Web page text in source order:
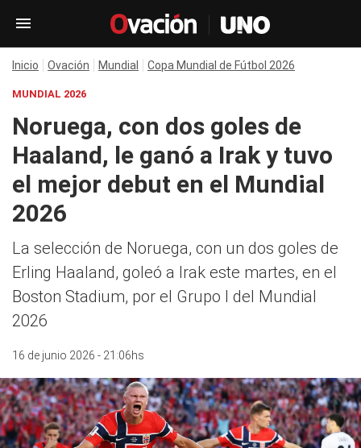
Inicio Ovación Mundial Copa Mundial de Fútbol 2026
MUNDIAL 2026
Noruega, con dos goles de
Haaland, le ganó a Irak y tuvo
el mejor debut en el Mundial
2026
La selección de Noruega, con un dos goles de
Erling Haaland, goleó a Irak este martes, en el
Boston Stadium, por el Grupo I del Mundial
2026
16 de junio 2026 - 21:06hs